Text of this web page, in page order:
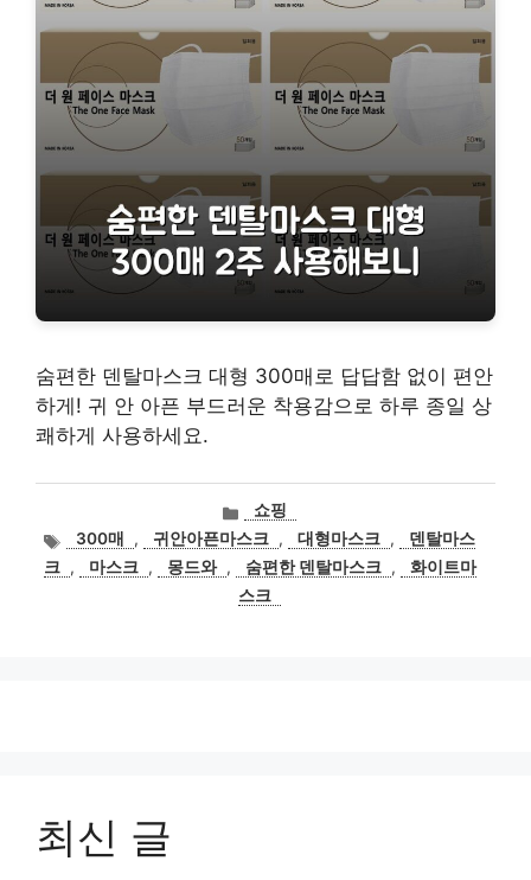
숨편한 덴탈마스크 대형 300매로 답답함 없이 편안
하게! 귀 안 아픈 부드러운 착용감으로 하루 종일 상
쾌하게 사용하세요.
카
테
고
리
쇼핑
태300매 , 귀안아픈마스크 , 대형마스크 ,
덴탈마스
크 , 마스크 , 몽드와 , 숨편한 덴탈마스크 ,
화이트마
스크
최신 글